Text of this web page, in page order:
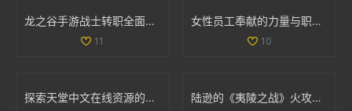
龙之谷手游战士转职全面解析与职业强度对比
11
女性员工奉献的力量与职场价值的平衡探讨
10
探索天堂中文在线资源的多样选择与使用指南 陆逊的《夷陵之战》火攻考察：胜利背后的真实因素分析